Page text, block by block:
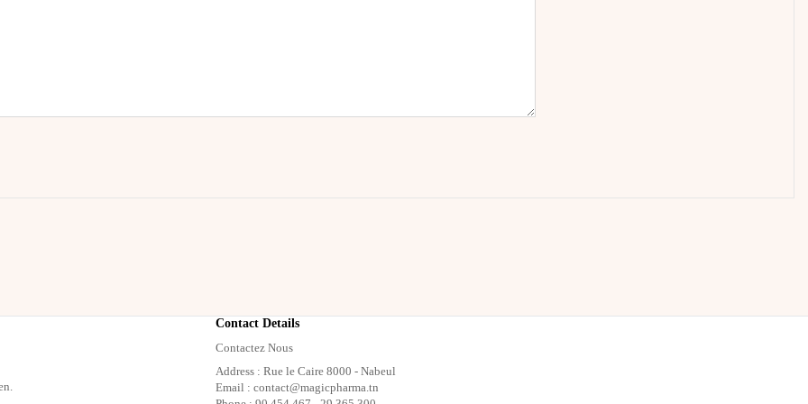
Contact Details
Contactez Nous
Address : Rue le Caire 8000 - Nabeul
Email : contact@magicpharma.tn